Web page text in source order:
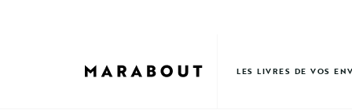
LES LIVRES DE VOS